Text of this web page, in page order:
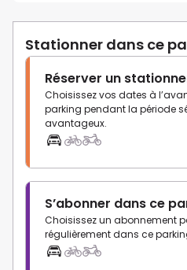
Stationner dans ce
Réserver un
Choisissez vos dates à
parking pendant la période
avantageux.
S’abonner dans ce
Choisissez un abonnement
régulièrement dans ce